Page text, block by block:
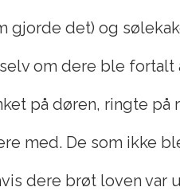
det) og
om dere ble
på døren, ringte
med. De som ikke
dere brøt loven